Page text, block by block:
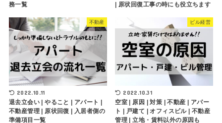
務一覧
| 原状回復工事の時にも役立ちます
不動産
2022.10.11
退去立会い | やること | アパート |
不動産管理 | 原状回復 | 入居者側の
準備項目一覧
ビル経営
2022.10.31
空室 | 原因 | 対策 | 不動産 | アパー
ト | 戸建て | オフィスビル | 不動産
管理 | 立地・賃料以外の原因も